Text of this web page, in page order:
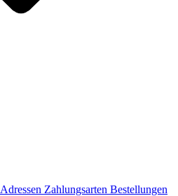
Adressen Zahlungsarten Bestellungen